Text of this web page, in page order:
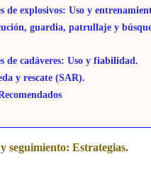
de explosivos: Uso y
guardia, patrullaje y
de cadáveres: Uso y fiabilidad.
y rescate (SAR).
seguimiento: Estrategias.